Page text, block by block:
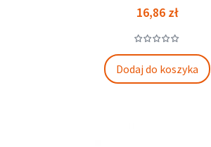
Cena
16,86 zł
Dodaj do koszyka